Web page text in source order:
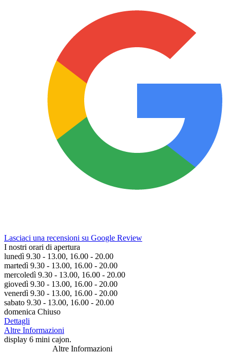
Lasciaci una recensioni su Google Review
I nostri orari di apertura
lunedì 9.30 - 13.00, 16.00 - 20.00
martedì 9.30 - 13.00, 16.00 - 20.00
mercoledì 9.30 - 13.00, 16.00 - 20.00
giovedì 9.30 - 13.00, 16.00 - 20.00
venerdì 9.30 - 13.00, 16.00 - 20.00
sabato 9.30 - 13.00, 16.00 - 20.00
domenica Chiuso
Dettagli
Altre Informazioni
display 6 mini cajon.
Altre Informazioni